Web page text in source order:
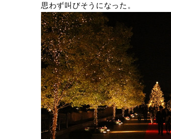
思わず叫びそうになった。